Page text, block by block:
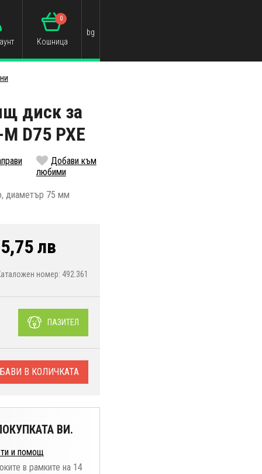
Кошница
0
bg
диск за
D75 PXE
Добави към
любими
диаметър 75 мм
лв
номер: 492.361
ПАЗИТЕЛ
В КОЛИЧКАТА
ВИ.
и помощ
в рамките на 14